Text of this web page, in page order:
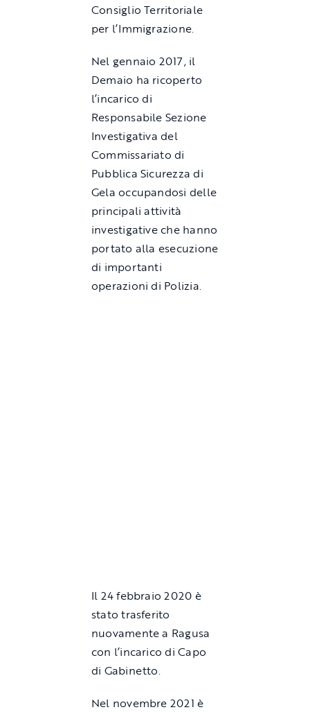
Consiglio Territoriale
per l’Immigrazione.
Nel gennaio 2017, il
Demaio ha ricoperto
l’incarico di
Responsabile Sezione
Investigativa del
Commissariato di
Pubblica Sicurezza di
Gela occupandosi delle
principali attività
investigative che hanno
portato alla esecuzione
di importanti
operazioni di Polizia.
Il 24 febbraio 2020 è
stato trasferito
nuovamente a Ragusa
con l’incarico di Capo
di Gabinetto.
Nel novembre 2021 è